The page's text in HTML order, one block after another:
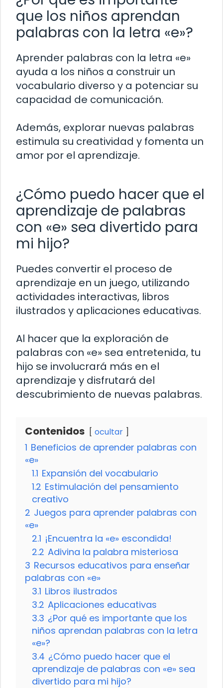
que los niños aprendan
palabras con la letra «e»?
Aprender palabras con la letra «e»
ayuda a los niños a construir un
vocabulario diverso y a potenciar su
capacidad de comunicación.
Además, explorar nuevas palabras
estimula su creatividad y fomenta un
amor por el aprendizaje.
¿Cómo puedo hacer que el
aprendizaje de palabras
con «e» sea divertido para
mi hijo?
Puedes convertir el proceso de
aprendizaje en un juego, utilizando
actividades interactivas, libros
ilustrados y aplicaciones educativas.
Al hacer que la exploración de
palabras con «e» sea entretenida, tu
hijo se involucrará más en el
aprendizaje y disfrutará del
descubrimiento de nuevas palabras.
Contenidos ocultar
1 Beneficios de aprender palabras con
«e»
1.1 Expansión del vocabulario
1.2 Estimulación del pensamiento
creativo
2 Juegos para aprender palabras con
«e»
2.1 ¡Encuentra la «e» escondida!
2.2 Adivina la palabra misteriosa
3 Recursos educativos para enseñar
palabras con «e»
3.1 Libros ilustrados
3.2 Aplicaciones educativas
3.3 ¿Por qué es importante que los
niños aprendan palabras con la letra
«e»?
3.4 ¿Cómo puedo hacer que el
aprendizaje de palabras con «e» sea
divertido para mi hijo?